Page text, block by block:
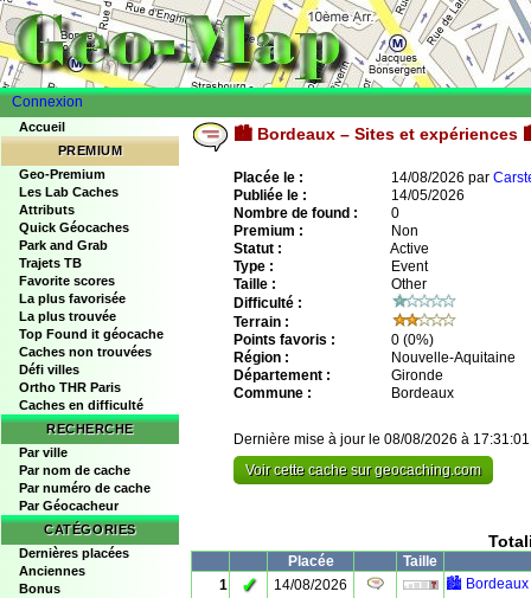
Connexion
Accueil
PREMIUM
Geo-Premium
Les Lab Caches
Attributs
Quick Géocaches
Park and Grab
Trajets TB
Favorite scores
La plus favorisée
La plus trouvée
Top Found it géocache
Caches non trouvées
Défi villes
Ortho THR Paris
Caches en difficulté
RECHERCHE
Par ville
Par nom de cache
Par numéro de cache
Par Géocacheur
CATÉGORIES
Dernières placées
Anciennes
Bonus
🏙️ Bordeaux – Sites et
Placée le : 14/08/2026 par
Publiée le :
14/05/2026
Nombre de found :
0
Premium :
Non
Statut :
Active
Type :
Event
Taille :
Other
Difficulté :
Terrain :
Points favoris :
0 (0%)
Région :
Nouvelle-Aquitaine
Département :
Gironde
Commune :
Bordeaux
Dernière mise à jour le 08/08/2026 à 17:31:01
Voir cette cache sur geocaching.com
Placée
Taille
1
✓ 14/08/2026 🏙️ Bordeaux